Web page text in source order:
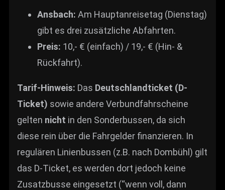
Ansbach: Am Hauptanreisetag (Dienstag)
gibt es drei zusätzliche Abfahrten.
Preis: 10,- € (einfach) / 19,- € (Hin- &
Rückfahrt).
Tarif-Hinweis: Das Deutschlandticket (D-
Ticket) sowie andere Verbundfahrscheine
gelten nicht in den Sonderbussen, da sich
diese rein über die Fahrgelder finanzieren. In
regulären Linienbussen (z.B. nach Dombühl) gilt
das D-Ticket, es werden dort jedoch keine
Zusatzbusse eingesetzt (“wenn voll, dann